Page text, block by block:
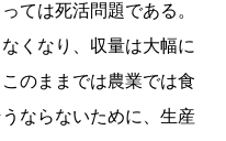
ては死活問題である。
くなり、収量は大幅に
のままでは農業では食
ならないために、生産